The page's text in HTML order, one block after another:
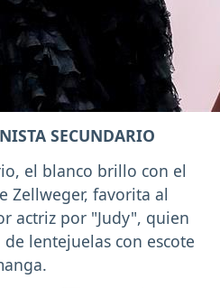
SECUNDARIO
el blanco brillo con el
Zellweger, favorita al
actriz por "Judy", quien
lentejuelas con escote